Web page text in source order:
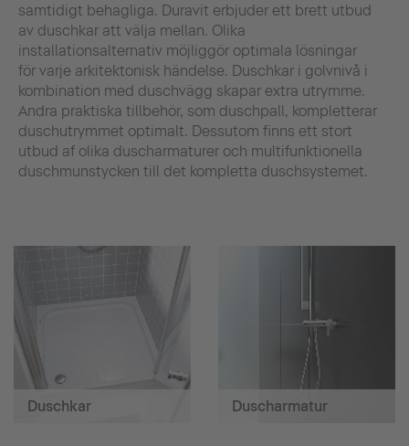
samtidigt behagliga. Duravit erbjuder ett brett utbud
av duschkar att välja mellan. Olika
installationsalternativ möjliggör optimala lösningar
för varje arkitektonisk händelse. Duschkar i golvnivå i
kombination med duschvägg skapar extra utrymme.
Andra praktiska tillbehör, som duschpall, kompletterar
duschutrymmet optimalt. Dessutom finns ett stort
utbud af olika duscharmaturer och multifunktionella
duschmunstycken till det kompletta duschsystemet.
Duschkar Duscharmatur